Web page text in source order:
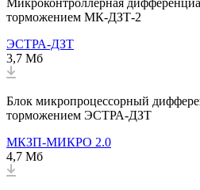
торможением МК-ДЗТ-2
ЭСТРА-ДЗТ
3,7 Мб
Блок микропроцессорный
торможением ЭСТРА-ДЗТ
МКЗП-МИКРО 2.0
4,7 Мб